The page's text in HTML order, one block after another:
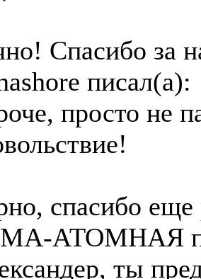
Спасибо за
писал(а):
просто не
спасибо еще
АТОМНАЯ
ты